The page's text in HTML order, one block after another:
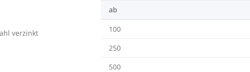
ab
100
250
500